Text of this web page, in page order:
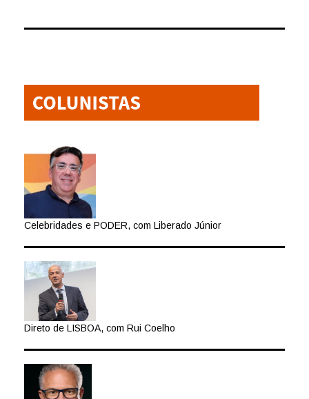
Celebridades e PODER, com Liberado Júnior
Direto de LISBOA, com Rui Coelho